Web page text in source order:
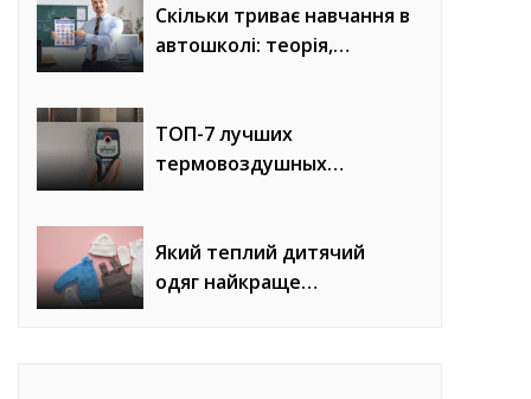
Скільки триває навчання в
автошколі: теорія,
ТОП-7 лучших
термовоздушных
монтажа
Який теплий дитячий
одяг найкраще